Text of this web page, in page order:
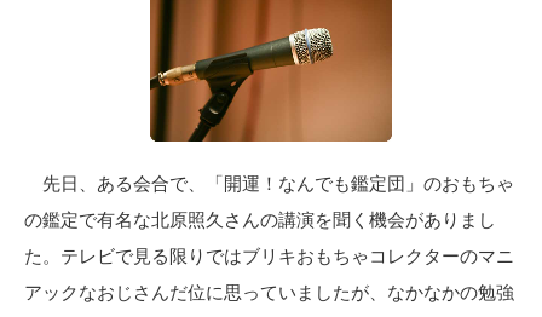
先日、ある会合で、「開運！なんでも鑑定団」のおもちゃ
の鑑定で有名な北原照久さんの講演を聞く機会がありまし
た。テレビで見る限りではブリキおもちゃコレクターのマニ
アックなおじさんだ位に思っていましたが、なかなかの勉強